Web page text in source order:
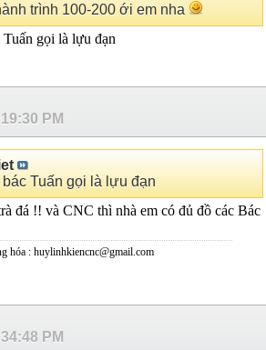
trình 100-200 ới em nha
gọi là lựu đạn
PM
Tuấn gọi là lựu đạn
đá !! và CNC thì nhà em có đủ đồ các Bác
hóa : huylinhkiencnc@gmail.com
PM